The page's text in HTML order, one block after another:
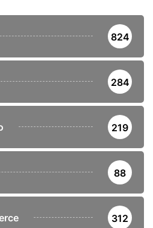
824
284
219
88
312